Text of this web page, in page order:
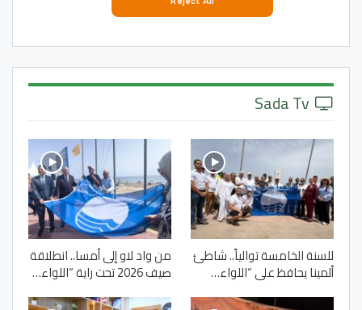
للسنة الخامسة توالياً.. شاطئ
ألمينا يحافظ على “اللواء…
من واد لاو إلى أمسا.. انطلاقة
صيف 2026 تحت راية “اللواء…